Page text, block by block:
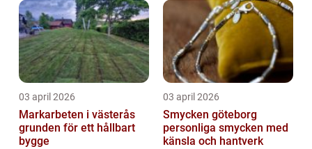
03 april 2026
Markarbeten i västerås
grunden för ett hållbart
bygge
03 april 2026
Smycken göteborg
personliga smycken med
känsla och hantverk